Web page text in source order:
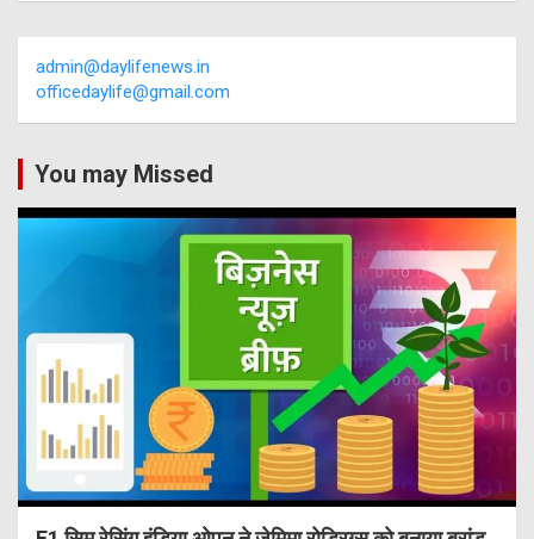
admin@daylifenews.in
officedaylife@gmail.com
You may Missed